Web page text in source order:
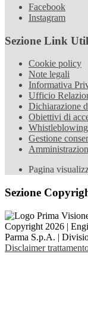
Facebook
Instagram
Sezione Link
Cookie policy
Note legali
Informativa
Ufficio
Dichiarazione
Obiettivi di
Whistleblowing
Gestione
Pagina
Sezione
Copyright 2026 |
Parma S.p.A. |
Disclaimer